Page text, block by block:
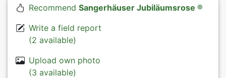
Recommend Sangerhäuser Jubiläumsrose ®
Write a field report
(2 available)
Upload own photo
(3 available)